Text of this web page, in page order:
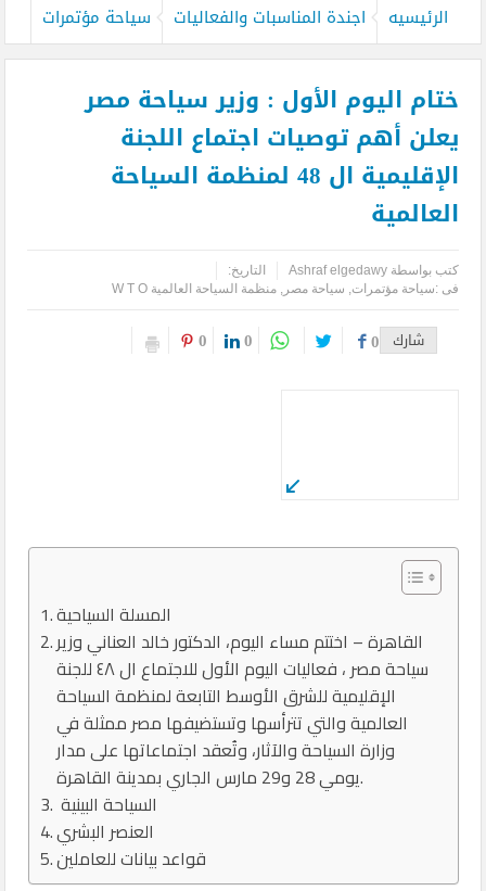
الرئيسيه اجندة المناسبات والفعاليات سياحة مؤتمرات
ختام اليوم الأول : وزير سياحة مصر
يعلن أهم توصيات اجتماع اللجنة
الإقليمية ال 48 لمنظمة السياحة
العالمية
كتب بواسطةAshraf elgedawy
التاريخ:
فى :سياحة مؤتمرات سياحة مصر ,منظمة السياحة العالمية W T O
شارك 0
0
0
المسلة السياحية
القاهرة – اختتم مساء اليوم، الدكتور خالد العناني وزير
سياحة مصر ، فعاليات اليوم الأول للاجتماع ال ٤٨ للجنة
الإقليمية للشرق الأوسط التابعة لمنظمة السياحة
العالمية والتي تترأسها وتستضيفها مصر ممثلة في
وزارة السياحة والآثار، وتُعقد اجتماعاتها على مدار
يومي 28 و29 مارس الجاري بمدينة القاهرة.
السياحة البينية
العنصر البشري
قواعد بيانات للعاملين